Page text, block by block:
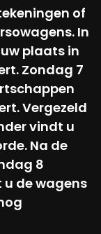
of
In
plaats in
Zondag 7
Vergezeld
vindt u
Na de
8
de wagens